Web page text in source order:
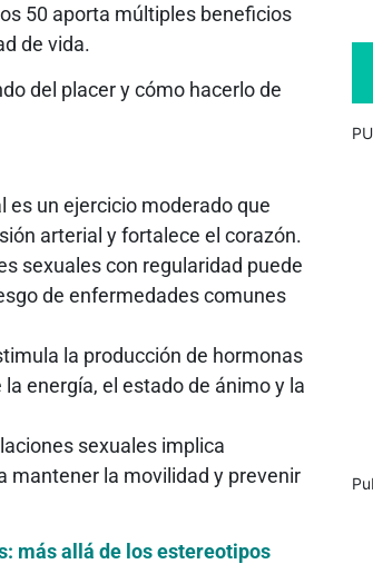
50 aporta múltiples beneficios
de vida.
del placer y cómo hacerlo de
es un ejercicio moderado que
arterial y fortalece el corazón.
sexuales con regularidad puede
de enfermedades comunes
la producción de hormonas
energía, el estado de ánimo y la
sexuales implica
mantener la movilidad y prevenir
más allá de los estereotipos